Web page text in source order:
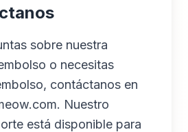
sobre nuestra
o necesitas
contáctanos en
. Nuestro
está disponible para